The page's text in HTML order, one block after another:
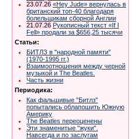
23.07.26 «Hey Jude» вернулась в
британский топ-40 благодаря
болельщикам сборной Англии
21.07.26 Рукописный текст «If I
Fell» продали за $656,25 тысячи
Статьи:
БИТЛЗ в "народной памяти"
(1970-1995 гг.)
Взаимоотношения между черной
музыкой и The Beatles.
Часть жизни
Периодика:
Как фальшивые "Битлз"
попытались облапошить Южную
Америку
The Beatles переоценены
Эти знаменитые "жуки".
Навсегда и по заслугам